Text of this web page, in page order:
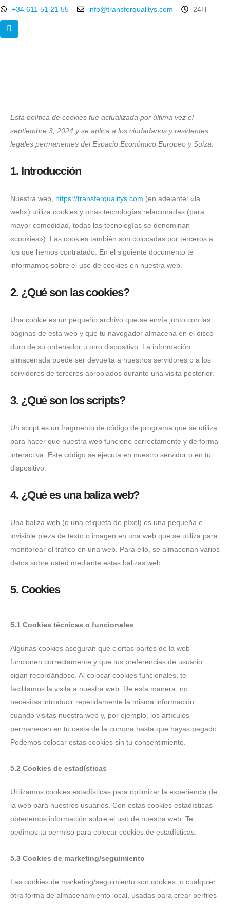
+34 611 51 21 55 info@transferqualitys.com 24H
Esta política de cookies fue actualizada por última vez el
septiembre 3, 2024 y se aplica a los ciudadanos y residentes
legales permanentes del Espacio Económico Europeo y Suiza.
1. Introducción
Nuestra web, https://transferqualitys.com (en adelante: «la
web») utiliza cookies y otras tecnologías relacionadas (para
mayor comodidad, todas las tecnologías se denominan
«cookies»). Las cookies también son colocadas por terceros a
los que hemos contratado. En el siguiente documento te
informamos sobre el uso de cookies en nuestra web.
2. ¿Qué son las cookies?
Una cookie es un pequeño archivo que se envía junto con las
páginas de esta web y que tu navegador almacena en el disco
duro de su ordenador u otro dispositivo. La información
almacenada puede ser devuelta a nuestros servidores o a los
servidores de terceros apropiados durante una visita posterior.
3. ¿Qué son los scripts?
Un script es un fragmento de código de programa que se utiliza
para hacer que nuestra web funcione correctamente y de forma
interactiva. Este código se ejecuta en nuestro servidor o en tu
dispositivo.
4. ¿Qué es una baliza web?
Una baliza web (o una etiqueta de píxel) es una pequeña e
invisible pieza de texto o imagen en una web que se utiliza para
monitorear el tráfico en una web. Para ello, se almacenan varios
datos sobre usted mediante estas balizas web.
5. Cookies
5.1 Cookies técnicas o funcionales
Algunas cookies aseguran que ciertas partes de la web
funcionen correctamente y que tus preferencias de usuario
sigan recordándose. Al colocar cookies funcionales, te
facilitamos la visita a nuestra web. De esta manera, no
necesitas introducir repetidamente la misma información
cuando visitas nuestra web y, por ejemplo, los artículos
permanecen en tu cesta de la compra hasta que hayas pagado.
Podemos colocar estas cookies sin tu consentimiento.
5.2 Cookies de estadísticas
Utilizamos cookies estadísticas para optimizar la experiencia de
la web para nuestros usuarios. Con estas cookies estadísticas
obtenemos información sobre el uso de nuestra web. Te
pedimos tu permiso para colocar cookies de estadísticas.
5.3 Cookies de marketing/seguimiento
Las cookies de marketing/seguimiento son cookies, o cualquier
otra forma de almacenamiento local, usadas para crear perfiles